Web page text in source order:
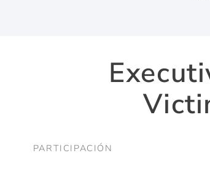
PARTICIPACIÓN